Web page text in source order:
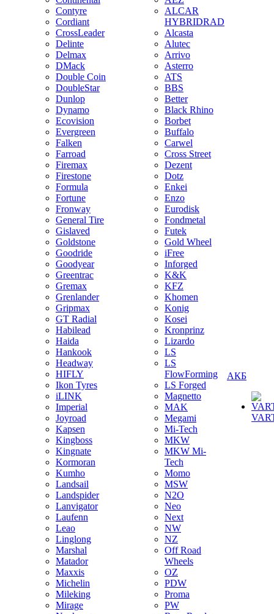
Contyre
Cordiant
CrossLeader
Delinte
Delmax
DMack
Double Coin
DoubleStar
Dunlop
Dynamo
Ecovision
Evergreen
Falken
Farroad
Firemax
Firestone
Formula
Fortune
Fronway
General Tire
Gislaved
Goldstone
Goodride
Goodyear
Greentrac
Gremax
Grenlander
Gripmax
GT Radial
Habilead
Haida
Hankook
Headway
HIFLY
Ikon Tyres
iLINK
Imperial
Joyroad
Kapsen
Kingboss
Kingnate
Kormoran
Kumho
Landsail
Landspider
Lanvigator
Laufenn
Leao
Linglong
Marshal
Matador
Maxxis
Michelin
Mileking
Mirage
ALCAR
HYBRIDRAD
Alcasta
Alutec
Arrivo
Asterro
ATS
BBS
Better
Black Rhino
Borbet
Buffalo
Carwel
Cross Street
Dezent
Dotz
Enkei
Enzo
Eurodisk
Fondmetal
Futek
Gold Wheel
iFree
Inforged
K&K
KFZ
Khomen
Konig
Kosei
Kronprinz
Lizardo
LS
LS
FlowForming
LS Forged
Magnetto
MAK
Megami
Mi-Tech
MKW
MKW Mi-
Tech
Momo
MSW
N2O
Neo
Next
NW
NZ
Off Road
Wheels
OZ
PDW
Proma
PW
АКБ